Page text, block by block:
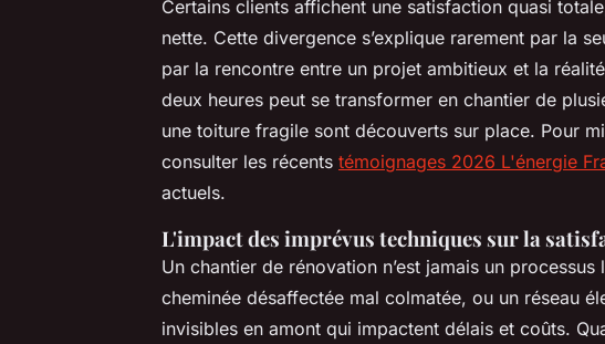
Certains clients affichent une satisfaction quasi
nette. Cette divergence s’explique rarement par la
par la rencontre entre un projet ambitieux et la
deux heures peut se transformer en chantier de
une toiture fragile sont découverts sur place. Pour
consulter les récents témoignages 2026 L'énergie
actuels.
L'impact des imprévus techniques sur la
Un chantier de rénovation n’est jamais un
cheminée désaffectée mal colmatée, ou un réseau
invisibles en amont qui impactent délais et coûts.